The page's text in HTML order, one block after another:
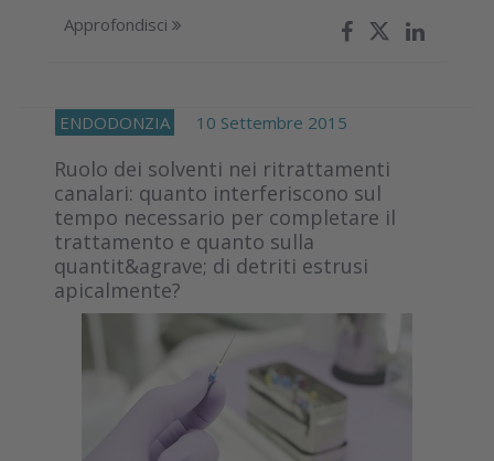
Approfondisci
ENDODONZIA 10 Settembre 2015
Ruolo dei solventi nei ritrattamenti
canalari: quanto interferiscono sul
tempo necessario per completare il
trattamento e quanto sulla
quantit&agrave; di detriti estrusi
apicalmente?